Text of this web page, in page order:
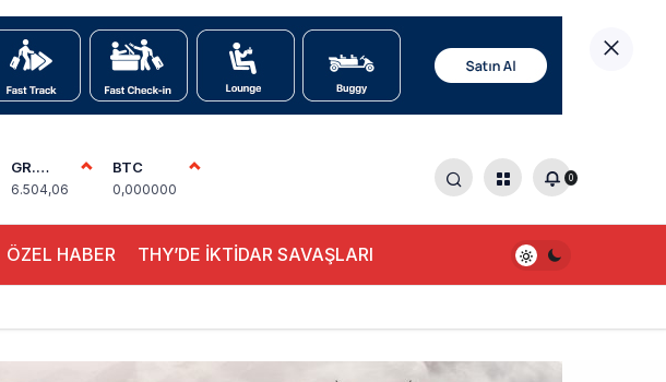
GR.
ALTIN
6.504,06
BTC
0,000000
0
ÖZEL HABER THY’DE İKTİDAR SAVAŞLARI